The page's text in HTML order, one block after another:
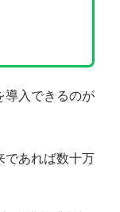
導入できるのが
であれば数十万